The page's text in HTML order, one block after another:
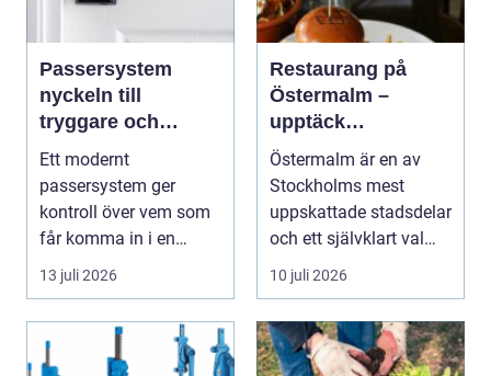
Passersystem
nyckeln till
tryggare och
smidigare tillträde
Ett modernt
passersystem ger
kontroll över vem som
får komma in i en
byggnad, när de får
komma in oc...
13 juli 2026
Restaurang på
Östermalm –
upptäck
matupplevelser i
en av Stockholms
mest attraktiva
stadsdelar
Östermalm är en av
Stockholms mest
uppskattade stadsdelar
och ett självklart val
f&ou...
10 juli 2026